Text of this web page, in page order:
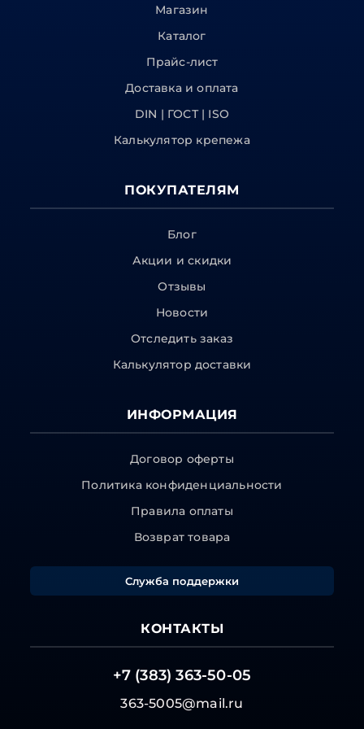
Магазин
Каталог
Прайс-лист
Доставка и оплата
DIN | ГОСТ | ISO
Калькулятор крепежа
ПОКУПАТЕЛЯМ
Блог
Акции и скидки
Отзывы
Новости
Отследить заказ
Калькулятор доставки
ИНФОРМАЦИЯ
Договор оферты
Политика конфиденциальности
Правила оплаты
Возврат товара
Служба поддержки
КОНТАКТЫ
+7 (383) 363-50-05
363-5005@mail.ru